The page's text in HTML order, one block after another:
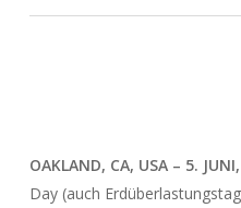
OAKLAND, CA, USA – 5.
Day (auch